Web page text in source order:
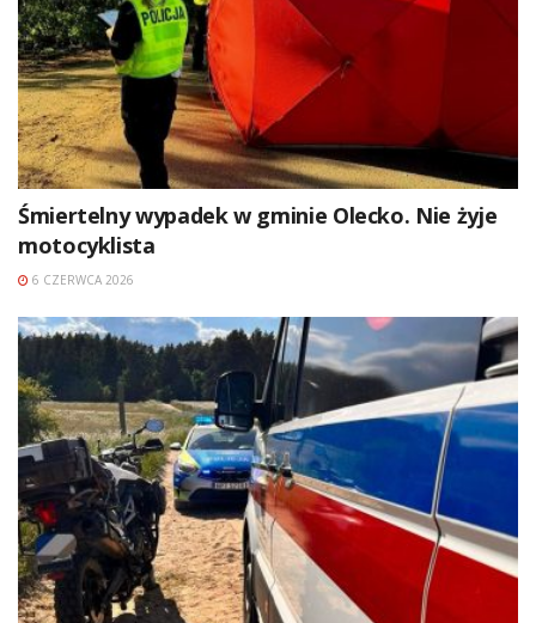
Śmiertelny wypadek w gminie Olecko. Nie żyje
motocyklista
6 CZERWCA 2026